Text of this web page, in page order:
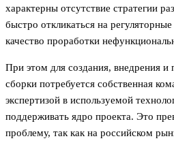
характерны отсутствие стратегии
быстро откликаться на
качество проработки
При этом для создания, внедрения и
сборки потребуется собственная
экспертизой в используемой
поддерживать ядро проекта. Это
проблему, так как на российском